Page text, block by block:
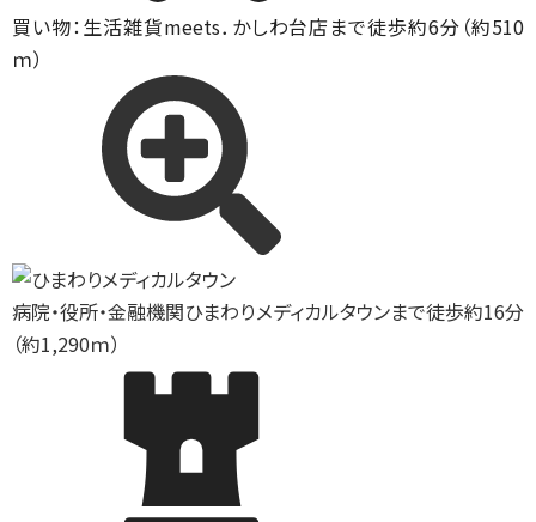
買い物：生活雑貨meets．かしわ台店まで徒歩約6分（約510
ｍ）
病院・役所・金融機関ひまわりメディカルタウンまで徒歩約16分
（約1,290ｍ）